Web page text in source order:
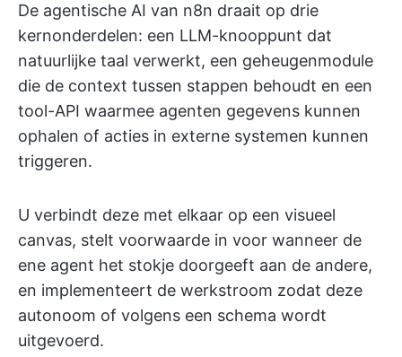
De agentische AI van n8n draait op drie
kernonderdelen: een LLM-knooppunt dat
natuurlijke taal verwerkt, een geheugenmodule
die de context tussen stappen behoudt en een
tool-API waarmee agenten gegevens kunnen
ophalen of acties in externe systemen kunnen
triggeren.
U verbindt deze met elkaar op een visueel
canvas, stelt voorwaarde in voor wanneer de
ene agent het stokje doorgeeft aan de andere,
en implementeert de werkstroom zodat deze
autonoom of volgens een schema wordt
uitgevoerd.